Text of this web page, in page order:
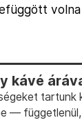
kávé
tartunk
—